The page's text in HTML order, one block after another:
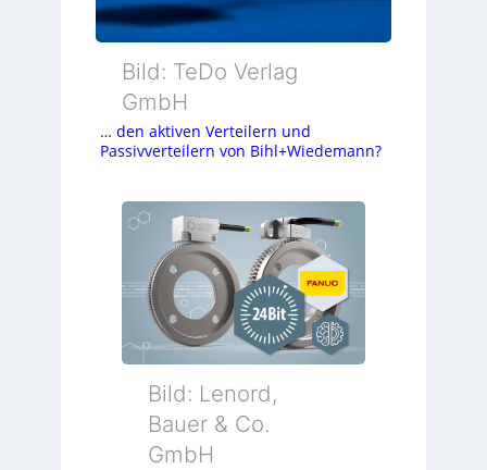
Bild: TeDo Verlag
GmbH
… den aktiven Verteilern und
Passivverteilern von Bihl+Wiedemann?
Bild: Lenord,
Bauer & Co.
GmbH